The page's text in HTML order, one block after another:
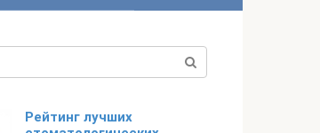
Рейтинг лучших